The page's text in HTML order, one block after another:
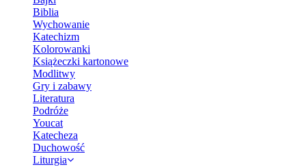
Biblia
Wychowanie
Katechizm
Kolorowanki
Książeczki kartonowe
Modlitwy
Gry i zabawy
Literatura
Podróże
Youcat
Katecheza
Duchowość
Liturgia